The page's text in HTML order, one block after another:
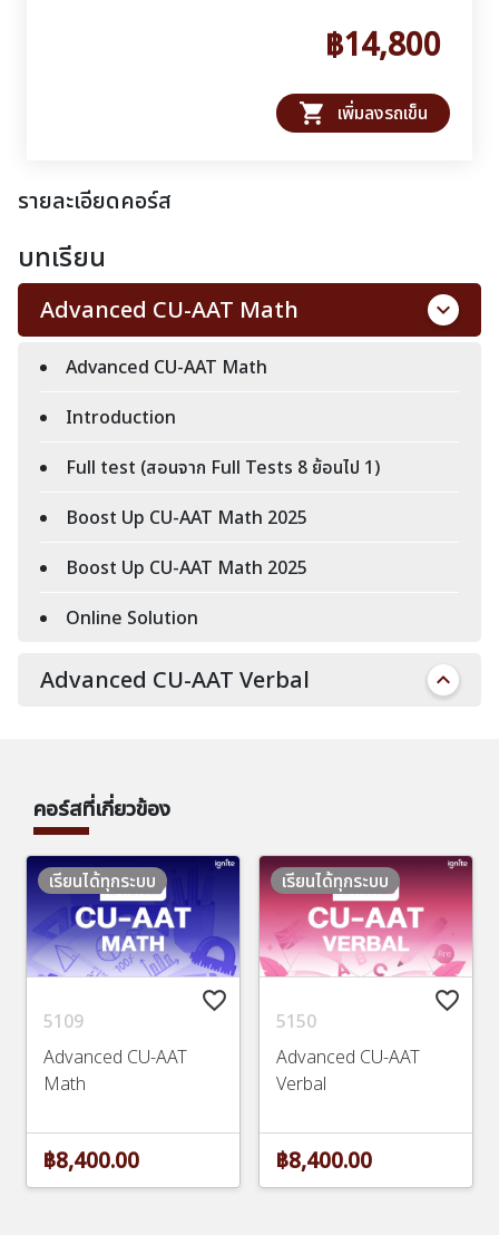
฿14,800
shopping_cart เพิ่มลงรถเข็น
รายละเอียดคอร์ส
บทเรียน
Advanced CU-AAT Math
Advanced CU-AAT Math
Introduction
Full test (สอนจาก Full Tests 8 ย้อนไป 1)
Boost Up CU-AAT Math 2025
Boost Up CU-AAT Math 2025
Online Solution
Advanced CU-AAT Verbal
คอร์สที่เกี่ยวข้อง
favorite_border
5109
Advanced CU-AAT
Math
เรียนได้ทุกระบบ
฿8,400.00
favorite_border
5150
Advanced CU-AAT
Verbal
เรียนได้ทุกระบบ
฿8,400.00